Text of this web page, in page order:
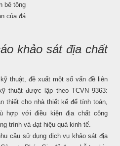
bê tông
của đá...
khảo sát địa chất
thuật, đề xuất một số vấn đề liên
thuật được lập theo TCVN 9363:
thiết cho nhà thiết kế để tính toán,
hợp với điều kiện địa chất công
trình và đạt hiệu quả kinh tế.
cầu sử dụng dịch vụ khảo sát địa